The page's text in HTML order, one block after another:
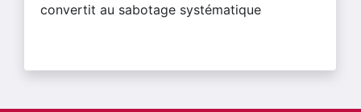
convertit au sabotage systématique